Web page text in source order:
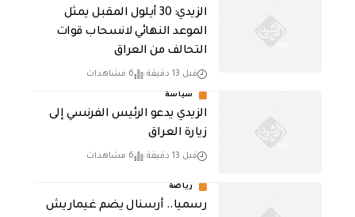
الزيدي: 30 أيلول المقبل يمثل
الموعد النهائي لانسحاب قوات
التحالف من العراق
قبل 13 دقيقة 6 مشاهدات
سياسة
الزيدي يدعو الرئيس الفرنسي إلى
زيارة العراق
قبل 13 دقيقة 6 مشاهدات
رياضة
رسميا.. أرسنال يضم غيماريش